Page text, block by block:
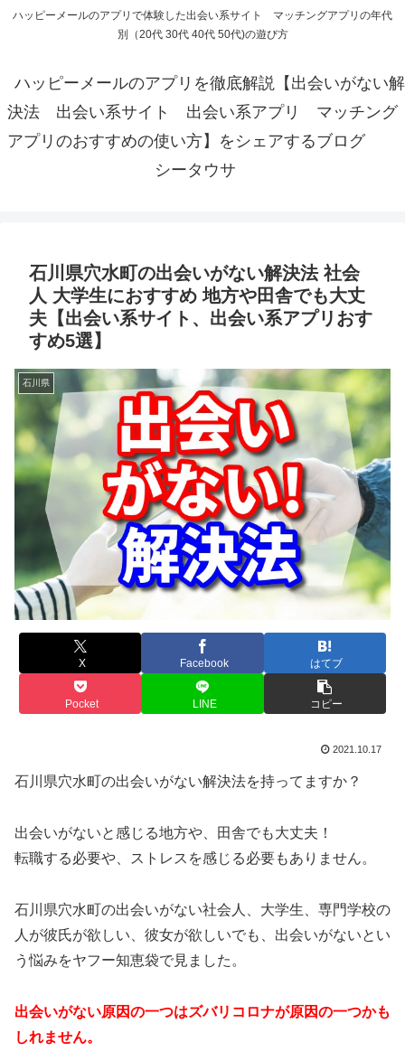
ハッピーメールのアプリで体験した出会い系サイト マッチングアプリの年代
別（20代 30代 40代 50代)の遊び方
ハッピーメールのアプリを徹底解説【出会いがない解
決法 出会い系サイト 出会い系アプリ マッチング
アプリのおすすめの使い方】をシェアするブログ
シータウサ
石川県穴水町の出会いがない解決法 社会
人 大学生におすすめ 地方や田舎でも大丈
夫【出会い系サイト、出会い系アプリおす
すめ5選】
石川県
X Facebook はてブ
Pocket LINE コピー
2021.10.17
石川県穴水町の出会いがない解決法を持ってますか？
出会いがないと感じる地方や、田舎でも大丈夫！
転職する必要や、ストレスを感じる必要もありません。
石川県穴水町の出会いがない社会人、大学生、専門学校の
人が彼氏が欲しい、彼女が欲しいでも、出会いがないとい
う悩みをヤフー知恵袋で見ました。
出会いがない原因の一つはズバリコロナが原因の一つかも
しれません。